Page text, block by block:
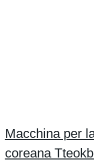
Macchina per
coreana